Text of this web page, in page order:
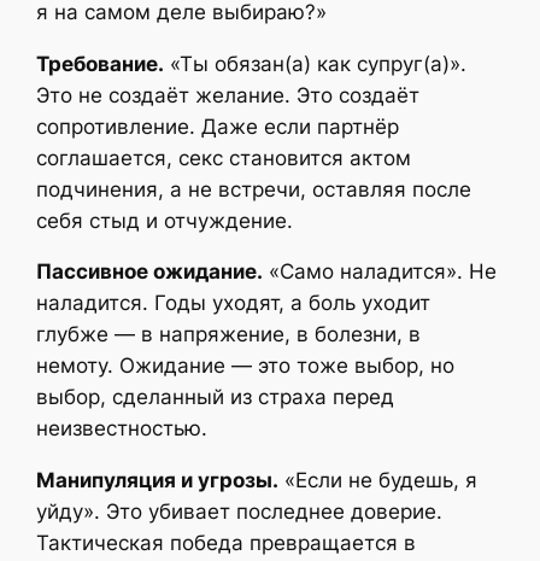
я на самом деле выбираю?»
Требование. «Ты обязан(а) как супруг(а)».
Это не создаёт желание. Это создаёт
сопротивление. Даже если партнёр
соглашается, секс становится актом
подчинения, а не встречи, оставляя после
себя стыд и отчуждение.
Пассивное ожидание. «Само наладится». Не
наладится. Годы уходят, а боль уходит
глубже — в напряжение, в болезни, в
немоту. Ожидание — это тоже выбор, но
выбор, сделанный из страха перед
неизвестностью.
Манипуляция и угрозы. «Если не будешь, я
уйду». Это убивает последнее доверие.
Тактическая победа превращается в